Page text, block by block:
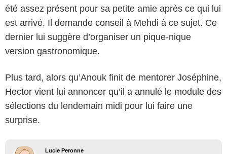
été assez présent pour sa petite amie après ce qui lui
est arrivé. Il demande conseil à Mehdi à ce sujet. Ce
dernier lui suggère d’organiser un pique-nique
version gastronomique.
Plus tard, alors qu’Anouk finit de mentorer Joséphine,
Hector vient lui annoncer qu’il a annulé le module des
sélections du lendemain midi pour lui faire une
surprise.
Lucie Peronne